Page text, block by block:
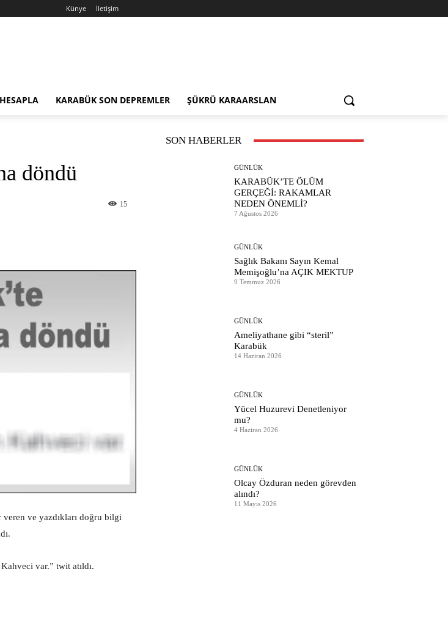
Künye İletişim
KARABÜK SON DEPREMLER ŞÜKRÜ KARAARSLAN
döndü
15
ve yazdıkları doğru bilgi
var.” twit atıldı.
SON HABERLER
GÜNLÜK
KARABÜK’TE ÖLÜM
GERÇEĞİ: RAKAMLAR
NEDEN ÖNEMLİ?
7 Ağustos 2026
GÜNLÜK
Sağlık Bakanı Sayın Kemal
Memişoğlu’na AÇIK MEKTUP
9 Temmuz 2026
GÜNLÜK
Ameliyathane gibi “steril”
Karabük
14 Haziran 2026
GÜNLÜK
Yücel Huzurevi Denetleniyor
mu?
4 Haziran 2026
GÜNLÜK
Olcay Özduran neden görevden
alındı?
11 Mayıs 2026